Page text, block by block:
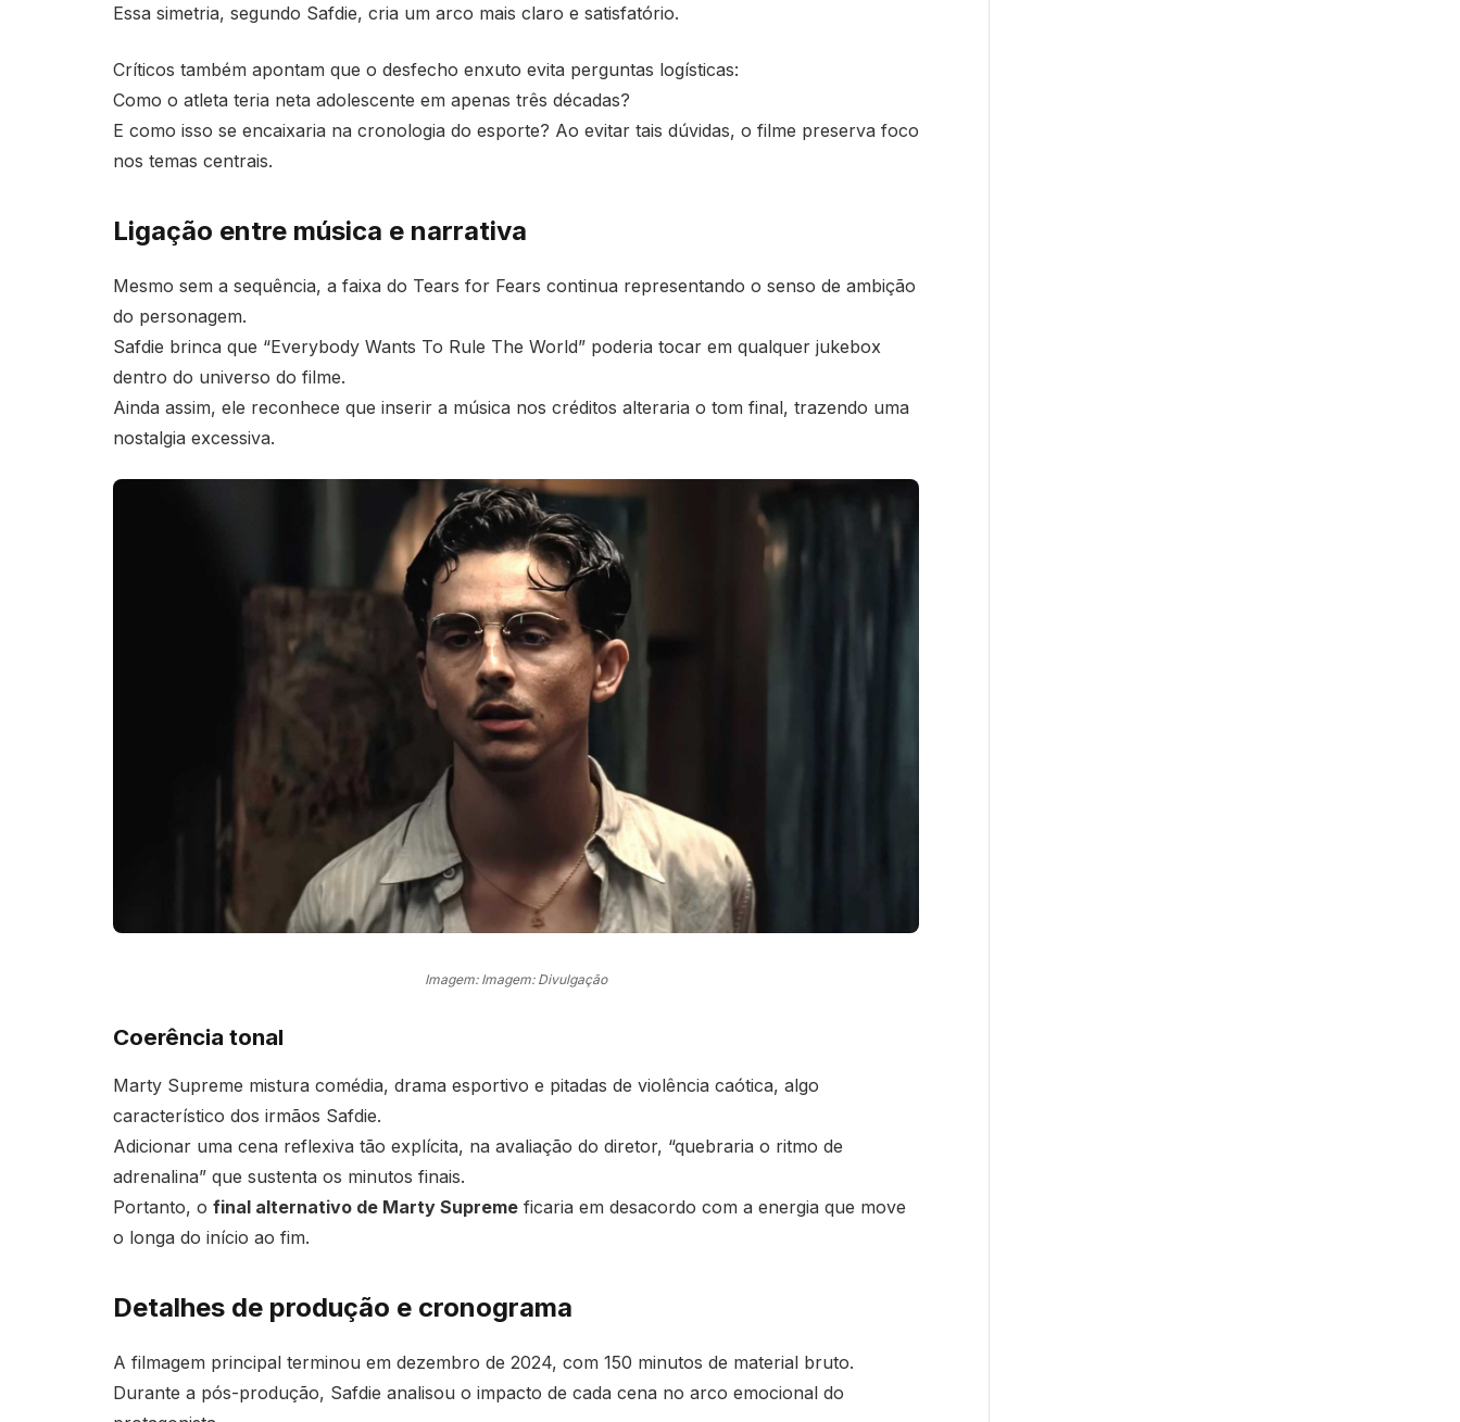
Essa simetria, segundo Safdie, cria um arco mais claro e satisfatório.
Críticos também apontam que o desfecho enxuto evita perguntas logísticas:
Como o atleta teria neta adolescente em apenas três décadas?
E como isso se encaixaria na cronologia do esporte? Ao evitar tais dúvidas, o filme preserva foco
nos temas centrais.
Ligação entre música e narrativa
Mesmo sem a sequência, a faixa do Tears for Fears continua representando o senso de ambição
do personagem.
Safdie brinca que “Everybody Wants To Rule The World” poderia tocar em qualquer jukebox
dentro do universo do filme.
Ainda assim, ele reconhece que inserir a música nos créditos alteraria o tom final, trazendo uma
nostalgia excessiva.
Imagem: Imagem: Divulgação
Coerência tonal
Marty Supreme mistura comédia, drama esportivo e pitadas de violência caótica, algo
característico dos irmãos Safdie.
Adicionar uma cena reflexiva tão explícita, na avaliação do diretor, “quebraria o ritmo de
adrenalina” que sustenta os minutos finais.
Portanto, o final alternativo de Marty Supremeficaria em desacordo com a energia que move
o longa do início ao fim.
Detalhes de produção e cronograma
A filmagem principal terminou em dezembro de 2024, com 150 minutos de material bruto.
Durante a pós-produção, Safdie analisou o impacto de cada cena no arco emocional do